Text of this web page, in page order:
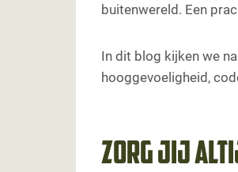
buitenwereld. Een
In dit blog kijken we
hooggevoeligheid,
Zorg jij